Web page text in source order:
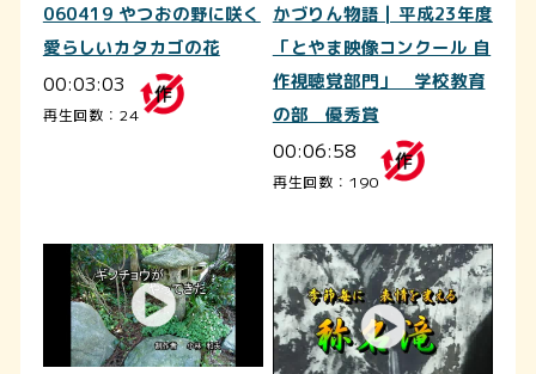
060419 やつおの野に咲く
愛らしいカタカゴの花
00:03:03
再生回数：24
かづりん物語 | 平成23年度
「とやま映像コンクール 自
作視聴覚部門」 学校教育
の部 優秀賞
00:06:58
再生回数：190